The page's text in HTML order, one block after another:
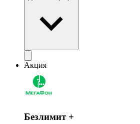
Акция
Безлимит +